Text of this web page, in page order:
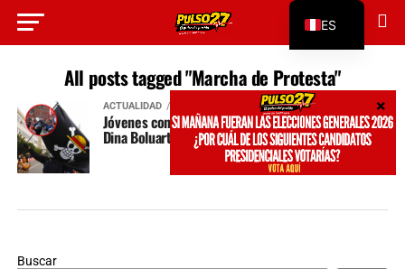
All posts tagged "Marcha de Protesta"
ACTUALIDAD
Jóvenes convocan a marcha contra el gobierno de
Dina Boluarte
Buscar
ES
EN